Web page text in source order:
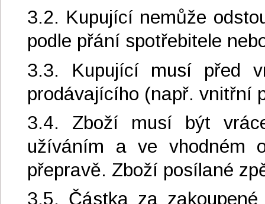
3.2. Kupující nemůže
podle přání spotřebitele
3.3. Kupující musí před
prodávajícího (např. vnitřní
3.4. Zboží musí být
užíváním a ve vhodném
přepravě. Zboží posílané
3.5. Částka za